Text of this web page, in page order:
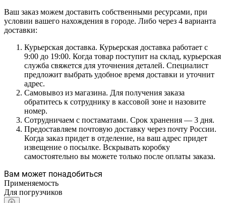
Ваш заказ можем доставить собственными ресурсами, при
условии вашего нахождения в городе. Либо через 4 варианта
доставки:
Курьерская доставка. Курьерская доставка работает с
9:00 до 19:00. Когда товар поступит на склад, курьерская
служба свяжется для уточнения деталей. Специалист
предложит выбрать удобное время доставки и уточнит
адрес.
Самовывоз из магазина. Для получения заказа
обратитесь к сотруднику в кассовой зоне и назовите
номер.
Сотрудничаем с постаматами. Срок хранения — 3 дня.
Предоставляем почтовую доставку через почту России.
Когда заказ придет в отделение, на ваш адрес придет
извещение о посылке. Вскрывать коробку
самостоятельно вы можете только после оплаты заказа.
Вам может понадобиться
Применяемость
Для погрузчиков